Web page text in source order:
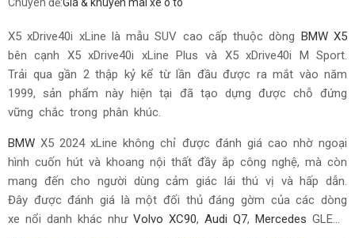
X5 xDrive40i xLine là mẫu SUV cao cấp thuộc dòng BMW X5
bên cạnh X5 xDrive40i xLine Plus và X5 xDrive40i M Sport.
Trải qua gần 2 thập kỷ kể từ lần đầu được ra mắt vào năm
1999, sản phẩm này hiện tại đã tạo dựng được chỗ đứng
vững chắc trong phân khúc.
BMW X5 2024 xLine không chỉ được đánh giá cao nhờ ngoại
hình cuốn hút và khoang nội thất đầy ắp công nghệ, mà còn
mang đến cho người dùng cảm giác lái thú vị và hấp dẫn.
Đây được đánh giá là một đối thủ đáng gờm của các dòng
xe nổi danh khác như Volvo XC90, Audi Q7, Mercedes GLE…